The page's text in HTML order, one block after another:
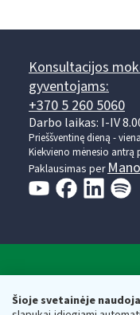
Šioje svetainėje
Konsultacijos
gyventojams:
+370 5 260 5060
Darbo laikas: I-IV
Prieššventinę dieną -
Kiekvieno mėnesio antrą
Paklausimas per
Respublikos